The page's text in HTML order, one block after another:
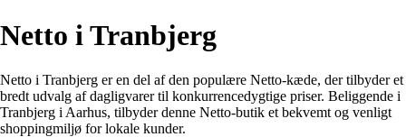
Netto i Tranbjerg
Netto i Tranbjerg er en del af den populære Netto-kæde, der tilbyder et
bredt udvalg af dagligvarer til konkurrencedygtige priser. Beliggende i
Tranbjerg i Aarhus, tilbyder denne Netto-butik et bekvemt og venligt
shoppingmiljø for lokale kunder.